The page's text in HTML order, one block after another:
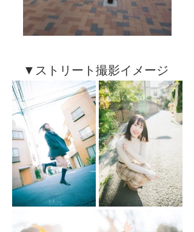
▼ストリート撮影イメージ